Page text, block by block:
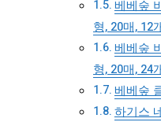
베베숲
형, 20매, 12
베베숲
형, 20매, 24
베베숲
하기스